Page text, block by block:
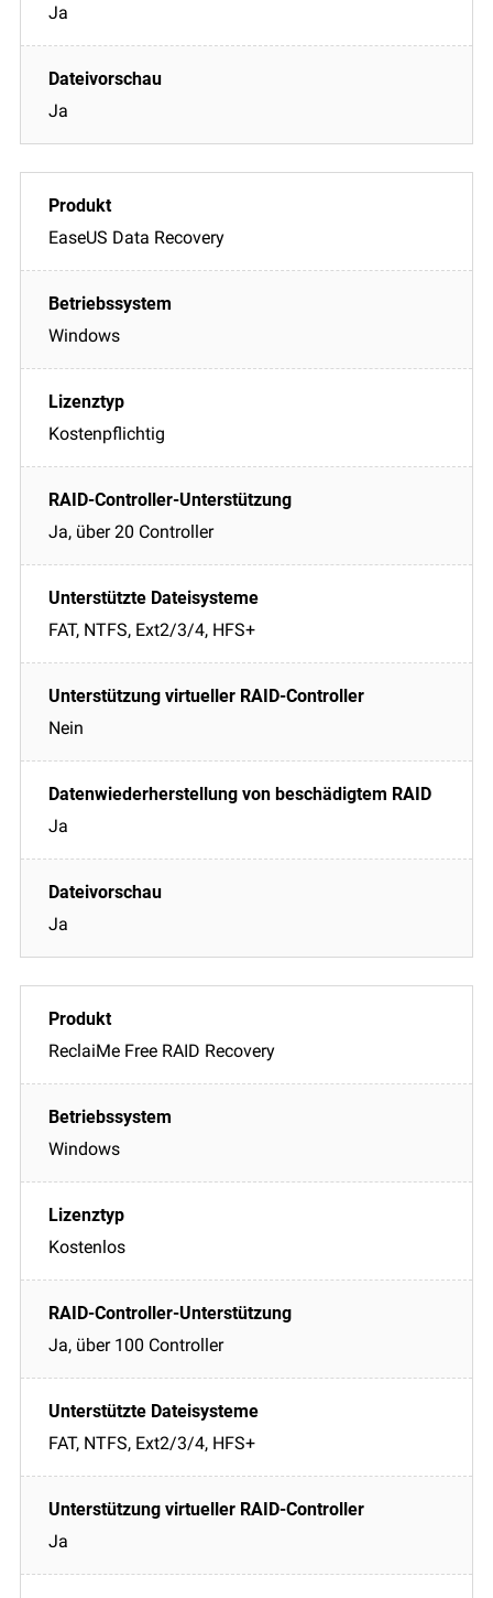
Ja
Ja
EaseUS Data Recovery
Windows
Kostenpflichtig
Ja, über 20 Controller
FAT, NTFS, Ext2/3/4, HFS+
Nein
Ja
Ja
ReclaiMe Free RAID Recovery
Windows
Kostenlos
Ja, über 100 Controller
FAT, NTFS, Ext2/3/4, HFS+
Ja